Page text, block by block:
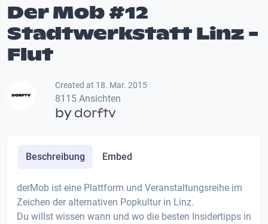
Der Mob #12
Stadtwerkstatt Linz -
Flut
Created at 18. Mar. 2015
8115 Ansichten
bydorftv
Beschreibung Embed
derMob ist eine Plattform und Veranstaltungsreihe im
Zeichen der alternativen Popkultur in Linz.
Du willst wissen wann und wo die besten Insidertipps in